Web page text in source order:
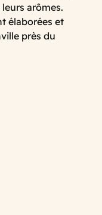
arômes.
élaborées et
près du